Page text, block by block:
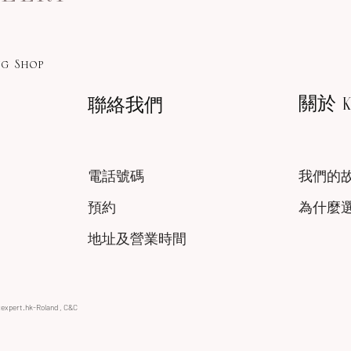
Shop
聯絡我們 關於
電話號碼
預約
我們的
為什麼
地址及營業時間
Roland , C&C